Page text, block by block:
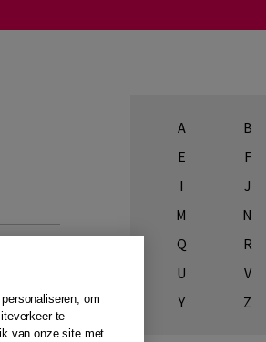
A B
E
F
I
J
M
N
Q
R
U
V
Y
Z
om
te
van onze site met